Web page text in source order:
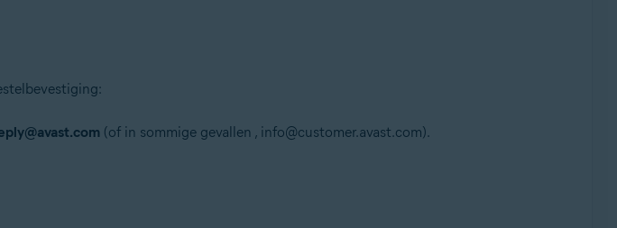
(of in sommige gevallen , info@customer.avast.com).